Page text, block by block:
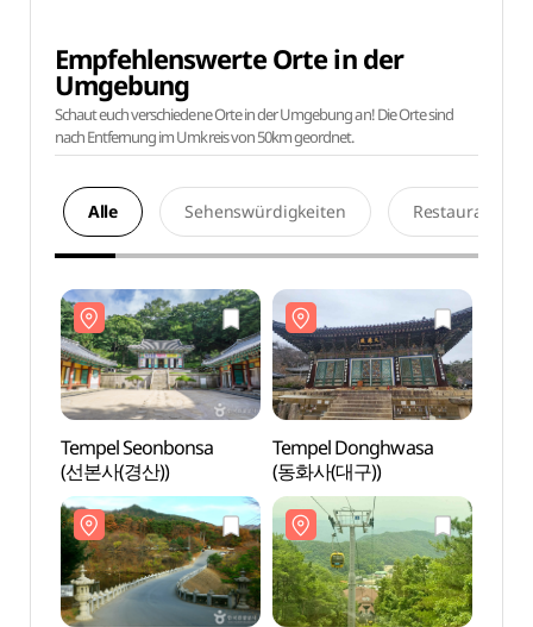
Empfehlenswerte Orte in der
Umgebung
Schaut euch verschiedene Orte in der Umgebung an! Die Orte sind
nach Entfernung im Umkreis von 50km geordnet.
Alle Sehenswürdigkeiten Restaurants
Tempel Seonbonsa
(선본사(경산))
Tempel Donghwasa
(동화사(대구))